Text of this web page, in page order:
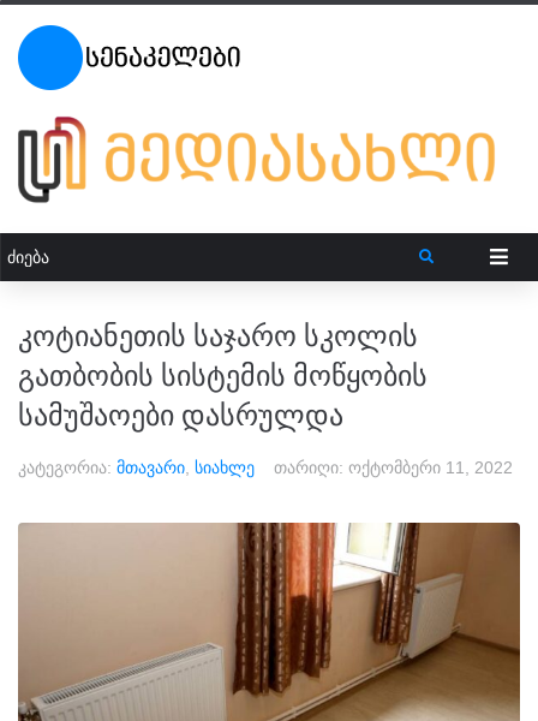
კოტიანეთის საჯარო სკოლის
გათბობის სისტემის მოწყობის
სამუშაოები დასრულდა
კატეგორია: მთავარი სიახლე თარიღი: ოქტომბერი 11, 2022